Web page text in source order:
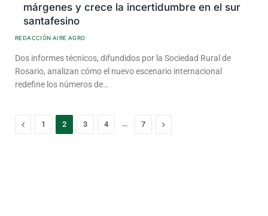
márgenes y crece la incertidumbre en el sur
santafesino
REDACCIÓN AIRE AGRO
Dos informes técnicos, difundidos por la Sociedad Rural de
Rosario, analizan cómo el nuevo escenario internacional
redefine los números de…
Previous
1 2 3 4 … 7 Next